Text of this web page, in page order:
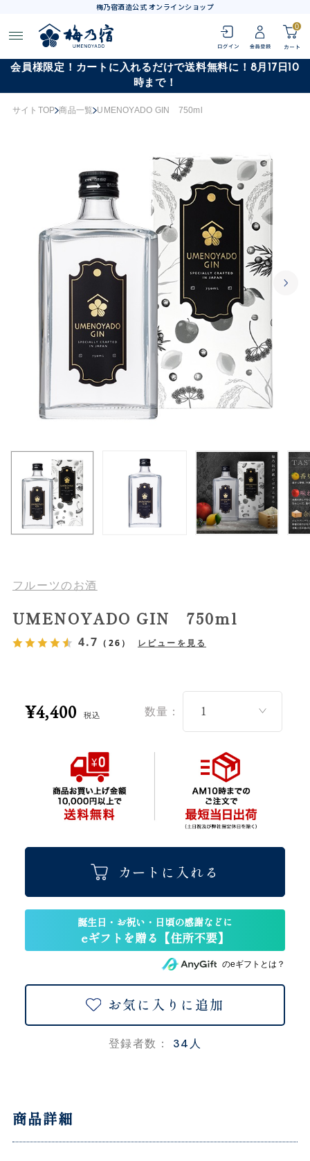
梅乃宿酒造公式 オンラインショップ
0
会員様限定！カートに入れるだけで送料無料に！8月17日10
時まで！
サイトTOP 商品一覧 UMENOYADO GIN 750ml
フルーツのお酒
UMENOYADO GIN 750ml
4.7 （26） レビューを見る
¥4,400 税込 数量：
カートに入れる
のeギフトとは？
お気に入りに追加
登録者数： 34人
商品詳細